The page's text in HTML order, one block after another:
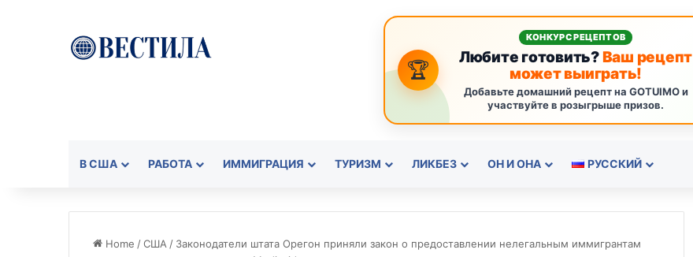
🏆
КОНКУРС РЕЦЕПТОВ
Любите готовить?Ваш рецепт
может выиграть!
Добавьте домашний рецепт на GOTUIMO и
участвуйте в розыгрыше призов.
В США РАБОТА ИММИГРАЦИЯ ТУРИЗМ ЛИКБЕЗ ОН И ОНА РУССКИЙ
Home /США / Законодатели штата Орегон приняли закон о предоставлении нелегальным иммигрантам